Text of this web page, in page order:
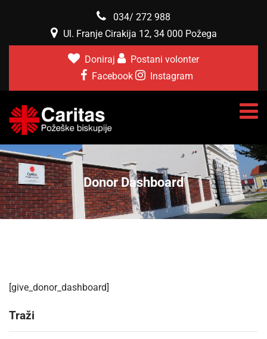
034/ 272 988
Ul. Franje Cirakija 12, 34 000 Požega
Doniraj
Postani volonter
Facebook
Instagram
Donor Dashboard
[give_donor_dashboard]
Traži